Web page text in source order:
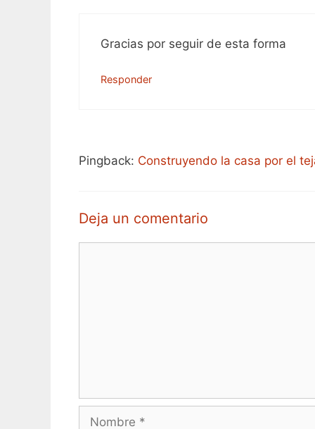
Gracias por seguir de esta forma
Responder
Pingback: Construyendo la casa por el
Deja un comentario